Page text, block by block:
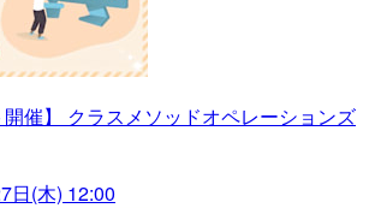
開催】 クラスメソッドオペレーションズ
日(木) 12:00